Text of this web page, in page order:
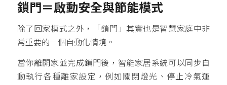
鎖門＝啟動安全與節能模式
除了回家模式之外，「鎖門」其實也是智慧家庭中非
常重要的一個自動化情境。
當你離開家並完成鎖門後，智能家居系統可以同步自
動執行各種離家設定，例如關閉燈光、停止冷氣運